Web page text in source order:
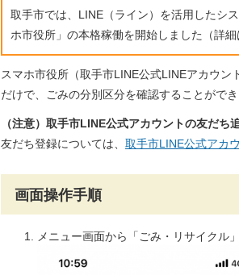
取手市では、LINE（ライン）を活用したシ
ホ市役所」の本格稼働を開始しました（詳細
スマホ市役所（取手市LINE公式LINEアカウ
だけで、ごみの分別区分を確認することができ
（注意）取手市LINE公式アカウントの友だち
友だち登録については、 取手市LINE公式アカ
画面操作手順
メニュー画面から「ごみ・リサイクル